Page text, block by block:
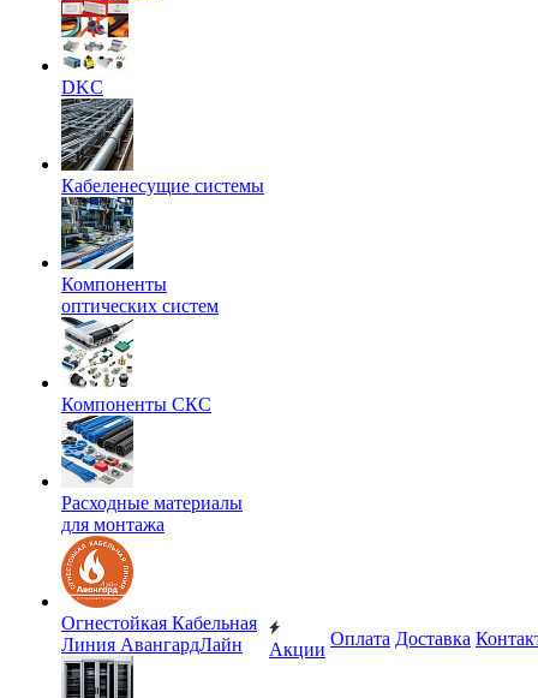
DKC
Кабеленесущие системы
Компоненты
оптических систем
Компоненты СКС
Расходные материалы
для монтажа
Огнестойкая Кабельная
Линия АвангардЛайн
Акции
Оплата Доставка